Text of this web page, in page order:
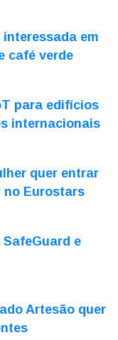
em
café verde
para edifícios
internacionais
quer entrar
no Eurostars
e
Artesão quer